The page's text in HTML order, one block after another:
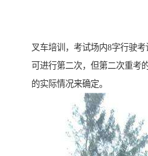
叉车培训，考试场内8字行驶考
可进行第二次，但第二次重考
的实际情况来确定。